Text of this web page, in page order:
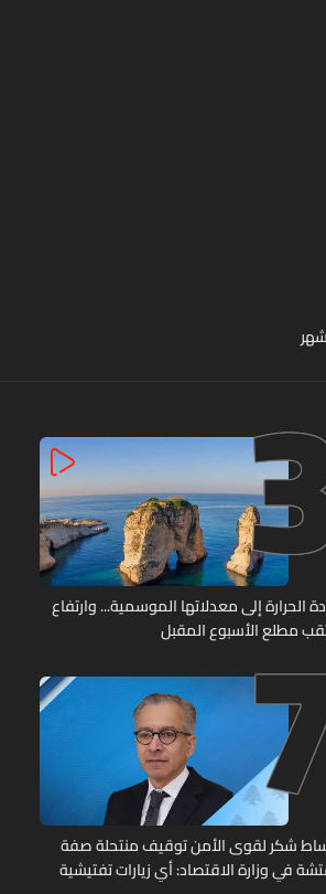
شهر
الحرارة إلى معدلاتها الموسمية... وارتفاع
مطلع الأسبوع المقبل
شكر لقوى الأمن توقيف منتحلة صفة
في وزارة الاقتصاد: أي زيارات تفتيشية